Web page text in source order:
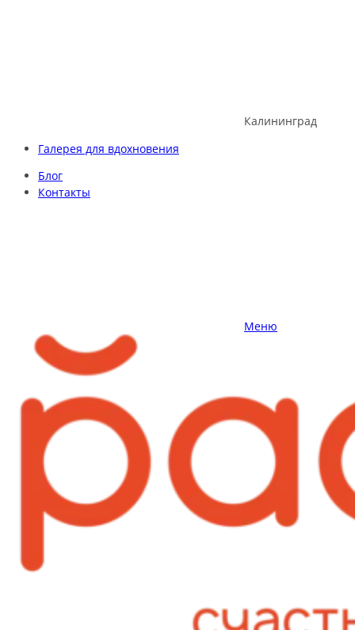
Калининград
Галерея для вдохновения
Блог
Контакты
Меню